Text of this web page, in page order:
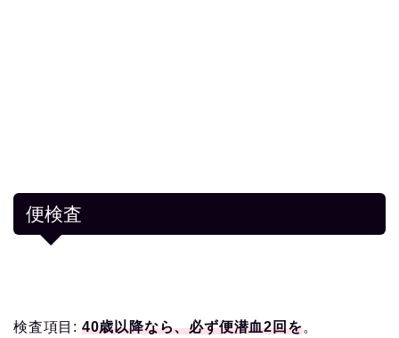
便検査
検査項目: 40歳以降なら、必ず便潜血2回を。